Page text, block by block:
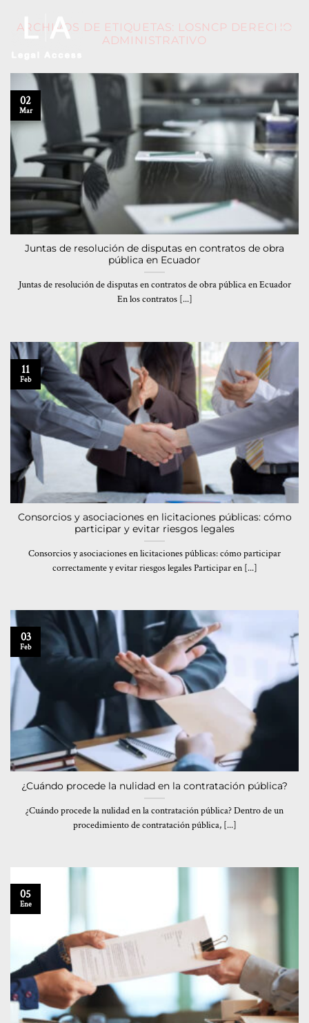
ARCHIVOS DE ETIQUETAS: LOSNCP DERECHO
ADMINISTRATIVO
Juntas de resolución de disputas en contratos de obra
pública en Ecuador
Juntas de resolución de disputas en contratos de obra pública en Ecuador
En los contratos [...]
02
Mar
Consorcios y asociaciones en licitaciones públicas: cómo
participar y evitar riesgos legales
Consorcios y asociaciones en licitaciones públicas: cómo participar
correctamente y evitar riesgos legales Participar en [...]
11
Feb
¿Cuándo procede la nulidad en la contratación pública?
¿Cuándo procede la nulidad en la contratación pública? Dentro de un
procedimiento de contratación pública, [...]
03
Feb
05
Ene